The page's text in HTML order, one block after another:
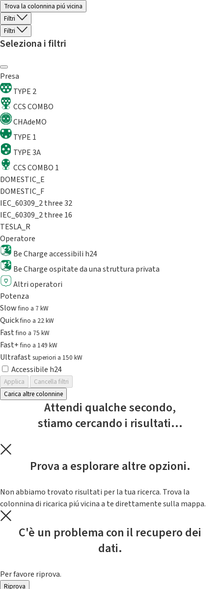
Trova la colonnina piú vicina
Filtri
Filtri
Seleziona i filtri
Presa
TYPE 2
CCS COMBO
CHAdeMO
TYPE 1
TYPE 3A
CCS COMBO 1
DOMESTIC_E
DOMESTIC_F
IEC_60309_2 three 32
IEC_60309_2 three 16
TESLA_R
Operatore
Be Charge accessibili h24
Be Charge ospitate da una struttura privata
Altri operatori
Potenza
Slowfino a 7 kW
Quickfino a 22 kW
Fastfino a 75 kW
Fast+fino a 149 kW
Ultrafast superiori a 150 kW
Accessibile h24
Applica
Cancella filtri
Carica altre colonnine
Attendi qualche secondo,
stiamo cercando i risultati...
Prova a esplorare altre opzioni.
Non abbiamo trovato risultati per la tua ricerca. Trova la
colonnina di ricarica piú vicina a te direttamente sulla mappa.
C'è un problema con il recupero dei
dati.
Per favore riprova.
Riprova